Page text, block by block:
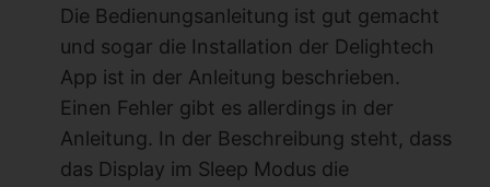
Die Bedienungsanleitung ist gut gemacht
und sogar die Installation der Delightech
App ist in der Anleitung beschrieben.
Einen Fehler gibt es allerdings in der
Anleitung. In der Beschreibung steht, dass
das Display im Sleep Modus die